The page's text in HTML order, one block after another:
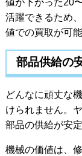
活躍できるため
値での買取が可能
部品供給の
どんなに頑丈な
けられません。
部品の供給が安
機械の価値は、